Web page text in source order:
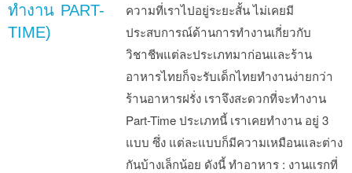
ทำงาน PART-
TIME)
ความที่เราไปอยู่ระยะสั้น ไม่เคยมี
ประสบการณ์ด้านการทำงานเกี่ยวกับ
วิชาชีพแต่ละประเภทมาก่อนและร้าน
อาหารไทยก็จะรับเด็กไทยทำงานง่ายกว่า
ร้านอาหารฝรั่ง เราจึงสะดวกที่จะทำงาน
Part-Time ประเภทนี้ เราเคยทำงาน อยู่ 3
แบบ ซึ่ง แต่ละแบบก็มีความเหมือนและต่าง
กันบ้างเล็กน้อย ดังนี้ ทำอาหาร : งานแรกที่